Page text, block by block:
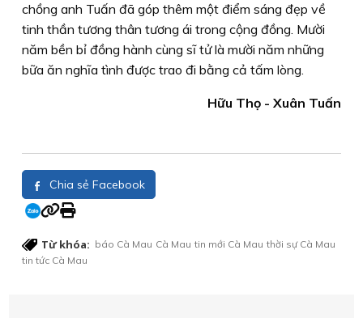
chồng anh Tuấn đã góp thêm một điểm sáng đẹp về
tinh thần tương thân tương ái trong cộng đồng. Mười
năm bền bỉ đồng hành cùng sĩ tử là mười năm những
bữa ăn nghĩa tình được trao đi bằng cả tấm lòng.
Hữu Thọ - Xuân Tuấn
Chia sẻ Facebook
Từ khóa: báo Cà Mau Cà Mau tin mới Cà Mau thời sự Cà Mau
tin tức Cà Mau